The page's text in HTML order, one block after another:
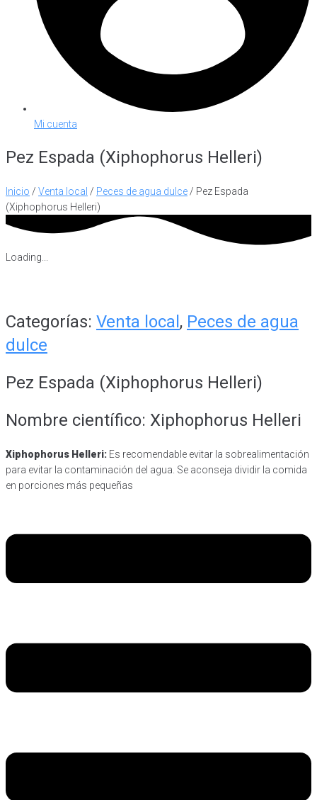
Mi cuenta
Pez Espada (Xiphophorus Helleri)
Inicio / Venta local / Peces de agua dulce / Pez Espada
(Xiphophorus Helleri)
Loading...
Categorías: Venta local, Peces de agua
dulce
Pez Espada (Xiphophorus Helleri)
Nombre científico: Xiphophorus Helleri
Xiphophorus Helleri: Es recomendable evitar la sobrealimentación
para evitar la contaminación del agua. Se aconseja dividir la comida
en porciones más pequeñas